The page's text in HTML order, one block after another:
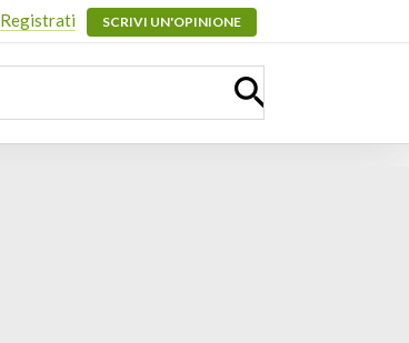
Registrati SCRIVI UN'OPINIONE